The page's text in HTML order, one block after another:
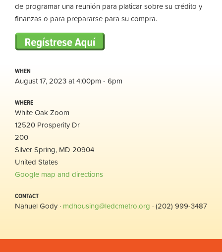
de programar una reunión para platicar sobre su crédito y
finanzas o para prepararse para su compra.
WHEN
August 17, 2023 at 4:00pm - 6pm
WHERE
White Oak Zoom
12520 Prosperity Dr
200
Silver Spring, MD 20904
United States
Google map and directions
CONTACT
Nahuel Gody · mdhousing@ledcmetro.org · (202) 999-3487